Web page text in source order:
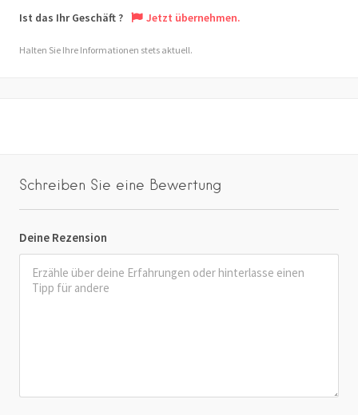
Ist das Ihr Geschäft ? Jetzt übernehmen.
Halten Sie Ihre Informationen stets aktuell.
Schreiben Sie eine Bewertung
Deine Rezension